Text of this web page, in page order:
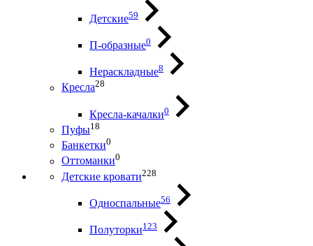
Детские59
П-образные0
Нераскладные8
Кресла28
Кресла-качалки0
Пуфы18
Банкетки0
Оттоманки0
Детские кровати228
Односпальные56
Полуторки123